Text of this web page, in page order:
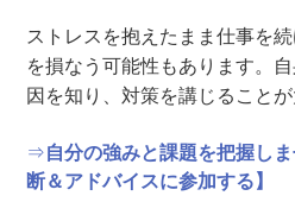
ストレスを抱えたまま仕事を
を損なう可能性もあります。
因を知り、対策を講じることが
⇒自分の強みと課題を把握し
断＆アドバイスに参加する】